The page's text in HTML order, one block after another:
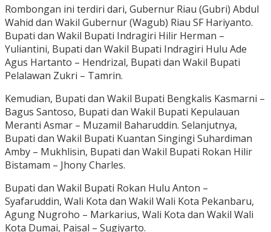
Rombongan ini terdiri dari, Gubernur Riau (Gubri) Abdul
Wahid dan Wakil Gubernur (Wagub) Riau SF Hariyanto.
Bupati dan Wakil Bupati Indragiri Hilir Herman –
Yuliantini, Bupati dan Wakil Bupati Indragiri Hulu Ade
Agus Hartanto – Hendrizal, Bupati dan Wakil Bupati
Pelalawan Zukri – Tamrin.
Kemudian, Bupati dan Wakil Bupati Bengkalis Kasmarni –
Bagus Santoso, Bupati dan Wakil Bupati Kepulauan
Meranti Asmar – Muzamil Baharuddin. Selanjutnya,
Bupati dan Wakil Bupati Kuantan Singingi Suhardiman
Amby – Mukhlisin, Bupati dan Wakil Bupati Rokan Hilir
Bistamam – Jhony Charles.
Bupati dan Wakil Bupati Rokan Hulu Anton –
Syafaruddin, Wali Kota dan Wakil Wali Kota Pekanbaru,
Agung Nugroho – Markarius, Wali Kota dan Wakil Wali
Kota Dumai, Paisal – Sugiyarto.